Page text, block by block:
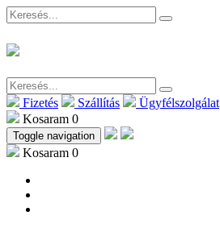
Fizetés Szállítás
Ügyfélszolgálat
Kosaram 0
Toggle navigation
Kosaram 0